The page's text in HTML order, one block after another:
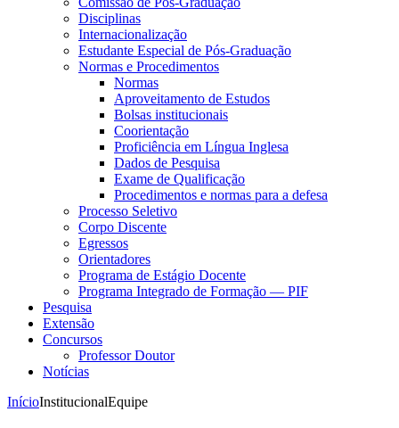
Disciplinas
Internacionalização
Estudante Especial de Pós-Graduação
Normas e Procedimentos
Normas
Aproveitamento de Estudos
Bolsas institucionais
Coorientação
Proficiência em Língua Inglesa
Dados de Pesquisa
Exame de Qualificação
Procedimentos e normas para a defesa
Processo Seletivo
Corpo Discente
Egressos
Orientadores
Programa de Estágio Docente
Programa Integrado de Formação — PIF
Pesquisa
Extensão
Concursos
Professor Doutor
Notícias
InícioInstitucionalEquipe